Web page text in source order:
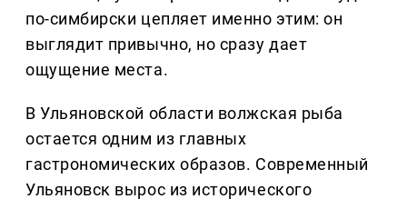
по-симбирски цепляет именно этим: он
выглядит привычно, но сразу дает
ощущение места.
В Ульяновской области волжская рыба
остается одним из главных
гастрономических образов. Современный
Ульяновск вырос из исторического